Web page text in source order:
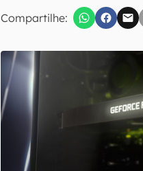
Compartilhe:
Confirmo que li,